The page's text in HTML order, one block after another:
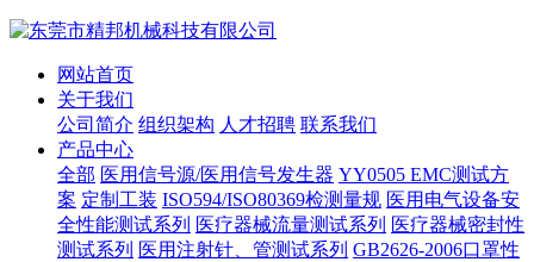
网站首页
关于我们
公司简介 组织架构 人才招聘 联系我们
产品中心
全部 医用信号源/医用信号发生器 YY0505 EMC测试方
案 定制工装 ISO594/ISO80369检测量规 医用电气设备安
全性能测试系列 医疗器械流量测试系列 医疗器械密封性
测试系列 医用注射针、管测试系列 GB2626-2006口罩性